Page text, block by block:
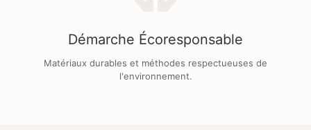
Démarche Écoresponsable
Matériaux durables et méthodes respectueuses de
l'environnement.